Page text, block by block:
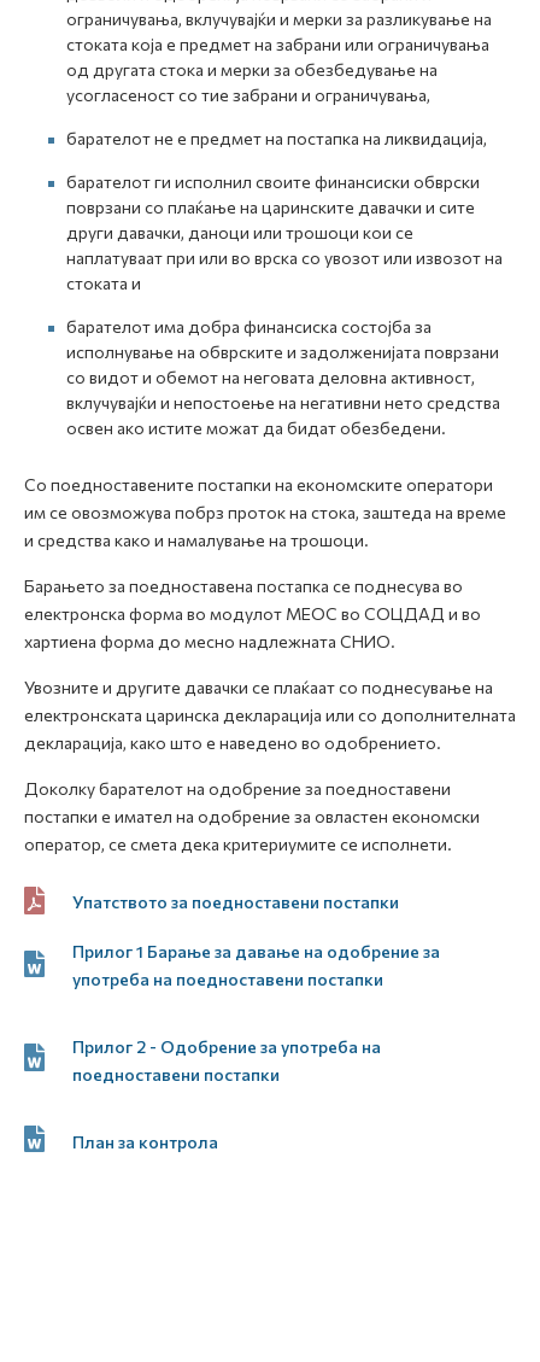
ограничувања, вклучувајќи и мерки за разликување на
стоката која е предмет на забрани или ограничувања
од другата стока и мерки за обезбедување на
усогласеност со тие забрани и ограничувања,
барателот не е предмет на постапка на ликвидација,
барателот ги исполнил своите финансиски обврски
поврзани со плаќање на царинските давачки и сите
други давачки, даноци или трошоци кои се
наплатуваат при или во врска со увозот или извозот на
стоката и
барателот има добра финансиска состојба за
исполнување на обврските и задолженијата поврзани
со видот и обемот на неговата деловна активност,
вклучувајќи и непостоење на негативни нето средства
освен ако истите можат да бидат обезбедени.
Со поедноставените постапки на економските оператори
им се овозможува побрз проток на стока, заштеда на време
и средства како и намалување на трошоци.
Барањето за поедноставена постапка се поднесува во
електронска форма во модулот МЕОС во СОЦДАД и во
хартиена форма до месно надлежната СНИО.
Увозните и другите давачки се плаќаат со поднесување на
електронската царинска декларација или со дополнителната
декларација, како што е наведено во одобрението.
Доколку барателот на одобрение за поедноставени
постапки е имател на одобрение за овластен економски
оператор, се смета дека критериумите се исполнети.
Упатството за поедноставени постапки
Прилог 1 Барање за давање на одобрение за
употреба на поедноставени постапки
Прилог 2 - Одобрение за употреба на
поедноставени постапки
План за контрола